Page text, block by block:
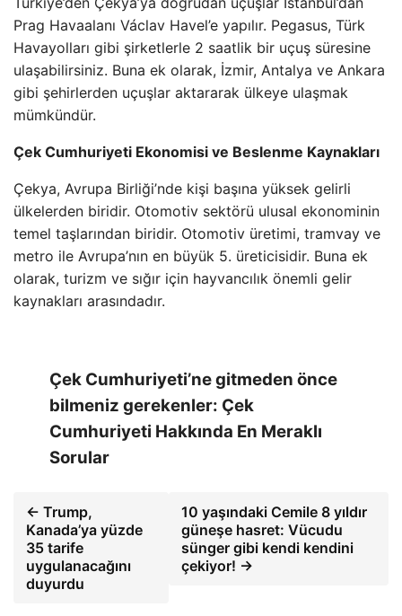
Prag Havaalanı Václav Havel’e yapılır. Pegasus, Türk
Havayolları gibi şirketlerle 2 saatlik bir uçuş süresine
ulaşabilirsiniz. Buna ek olarak, İzmir, Antalya ve Ankara
gibi şehirlerden uçuşlar aktararak ülkeye ulaşmak
mümkündür.
Çek Cumhuriyeti Ekonomisi ve Beslenme Kaynakları
Çekya, Avrupa Birliği’nde kişi başına yüksek gelirli
ülkelerden biridir. Otomotiv sektörü ulusal ekonominin
temel taşlarından biridir. Otomotiv üretimi, tramvay ve
metro ile Avrupa’nın en büyük 5. üreticisidir. Buna ek
olarak, turizm ve sığır için hayvancılık önemli gelir
kaynakları arasındadır.
Çek Cumhuriyeti’ne gitmeden önce
bilmeniz gerekenler: Çek
Cumhuriyeti Hakkında En Meraklı
Sorular
← Trump,
Kanada’ya yüzde
35 tarife
uygulanacağını
duyurdu
10 yaşındaki Cemile 8 yıldır
güneşe hasret: Vücudu
sünger gibi kendi kendini
çekiyor! →